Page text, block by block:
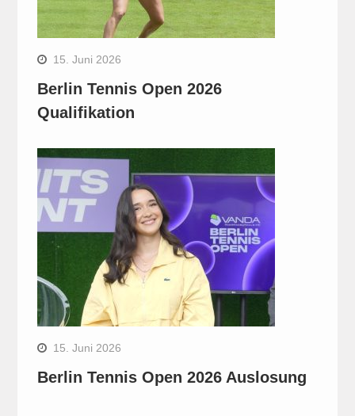
15. Juni 2026
Berlin Tennis Open 2026
Qualifikation
15. Juni 2026
Berlin Tennis Open 2026 Auslosung